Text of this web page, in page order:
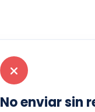
No enviar sin